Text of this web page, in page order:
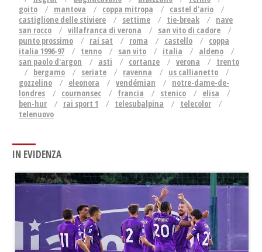
goito
mantova coppa mitropa
castel d'ario
castiglione delle stiviere
settime tie-break
nave
san rocco
villafranca di verona
san vito di cadore
punto prossimo
rai sat roma castello
coppa
italia 1996-97
tenno san vito italia
aldeno
san paolo d'argon
asti cortanze verona
trento
bergamo
seriate ravenna
us callianetto
gozzelino
eleonora vendémian
notre-dame-de-
londres
cournonsec francia stenico
elisa
ben-hur
rai sport 1 telesubalpina
telecolor
telenuovo
IN EVIDENZA